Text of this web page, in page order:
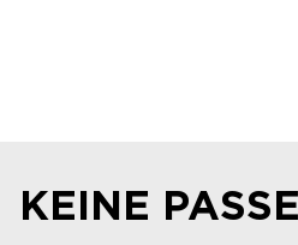
KEINE